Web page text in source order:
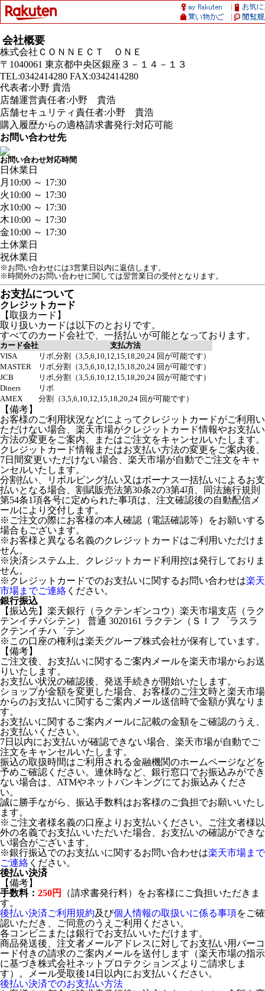
会社概要
株式会社ＣＯＮＮＥＣＴ ＯＮＥ
〒1040061 東京都中央区銀座３－１４－１３
TEL:0342414280 FAX:0342414280
代表者:小野 貴浩
店舗運営責任者:小野 貴浩
店舗セキュリティ責任者:小野 貴浩
購入履歴からの適格請求書発行:対応可能
お問い合わせ先
お問い合わせ対応時間
日 休業日
月 10:00 ～ 17:30
火10:00 ～ 17:30
水10:00 ～ 17:30
木10:00 ～ 17:30
金10:00 ～ 17:30
土休業日
祝休業日
※お問い合わせには3営業日以内に返信します。
※時間外のお問い合わせに関しては翌営業日の受付となります。
お支払について
クレジットカード
【取扱カード】
取り扱いカードは以下のとおりです。
すべてのカード会社で、一括払いが可能となっております。
カード会社
支払方法
VISA
リボ,分割（3,5,6,10,12,15,18,20,24 回が可能です）
MASTER
リボ,分割（3,5,6,10,12,15,18,20,24 回が可能です）
JCB
リボ,分割（3,5,6,10,12,15,18,20,24 回が可能です）
Diners
リボ
AMEX
分割（3,5,6,10,12,15,18,20,24 回が可能です）
【備考】
お客様のご利用状況などによってクレジットカードがご利用い
ただけない場合、楽天市場がクレジットカード情報やお支払い
方法の変更をご案内、またはご注文をキャンセルいたします。
クレジットカード情報またはお支払い方法の変更をご案内後、
7日間変更いただけない場合、楽天市場が自動でご注文をキャ
ンセルいたします。
分割払い、リボルビング払い又はボーナス一括払いによるお支
払いとなる場合、割賦販売法第30条2の3第4項、同法施行規則
第54条1項各号に定められた事項は、注文確認後の自動配信メ
ールにより交付します。
※ご注文の際にお客様の本人確認（電話確認等）をお願いする
場合もございます。
※お客様と異なる名義のクレジットカードはご利用いただけま
せん。
※決済システム上、クレジットカード利用控は発行しておりま
せん。
※クレジットカードでのお支払いに関するお問い合わせは楽天
市場までご連絡 ください。
銀行振込
【振込先】楽天銀行（ラクテンギンコウ）楽天市場支店（ラク
テンイチバシテン） 普通 3020161 ラクテン（ＳＩフ゜ラスラ
クテンイチハ゛テン
※この口座の権利は楽天グループ株式会社が保有しています。
【備考】
ご注文後、お支払いに関するご案内メールを楽天市場からお送
りいたします。
お支払い状況の確認後、発送手続きが開始いたします。
ショップが金額を変更した場合、お客様のご注文時と楽天市場
からのお支払いに関するご案内メール送信時で金額が異なりま
す。
お支払いに関するご案内メールに記載の金額をご確認のうえ、
お支払いください。
7日以内にお支払いが確認できない場合、楽天市場が自動でご
注文をキャンセルいたします。
振込の取扱時間はご利用される金融機関のホームページなどを
予めご確認ください。連休時など、銀行窓口でお振込みができ
ない場合は、ATMやネットバンキングにてお振込みくださ
い。
誠に勝手ながら、振込手数料はお客様のご負担でお願いいたし
ます。
※ご注文者様名義の口座よりお支払いください。ご注文者様以
外の名義でお支払いいただいた場合、お支払いの確認ができな
い場合がございます。
※銀行振込でのお支払いに関するお問い合わせは楽天市場まで
ご連絡 ください。
後払い決済
【備考】
手数料： 250円
（請求書発行料）をお客様にご負担いただきま
す。
後払い決済ご利用規約及び個人情報の取扱いに係る事項をご確
認いただき、ご同意のうえご利用ください。
各コンビニまたは銀行でお支払いいただけます。
商品発送後、注文者メールアドレスに対してお支払い用バーコ
ード付きの請求のご案内メールを送付します（楽天市場の指示
に基づき株式会社ネットプロテクションズよりご請求しま
す）。メール受取後14日以内にお支払いください。
後払い決済でのお支払い方法